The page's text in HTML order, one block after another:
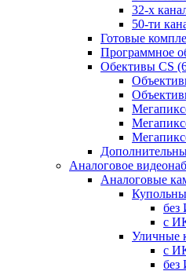
32-х
50-ти
Готовые
Программное
Обективы CS
Аналоговое
Аналоговые
без
с
Уличные
с
без